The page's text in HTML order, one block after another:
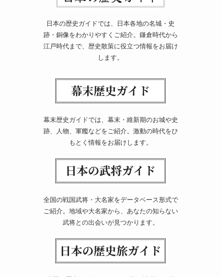
日本の歴史ガイドでは、日本各地の名城・史
跡・銅像をわかりやすくご紹介。鎌倉時代から
江戸時代まで、歴史散策に役立つ情報をお届け
します。
幕末歴史ガイドでは、幕末・維新期のお城や史
跡、人物、軍艦などをご紹介。激動の時代をひ
もとく情報をお届けします。
全国の戦国武将・大名家をデータベース形式で
ご紹介。地域や大名家から、あなたの知らない
武将との出会いが見つかります。